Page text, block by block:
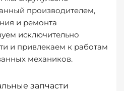
производителем,
и ремонта
исключительно
и привлекаем к работам
механиков.
запчасти